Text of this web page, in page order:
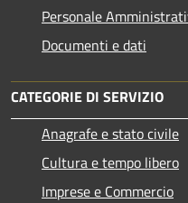
Personale
Documenti e dati
CATEGORIE DI SERVIZIO
Anagrafe e stato civile
Cultura e tempo libero
Imprese e Commercio